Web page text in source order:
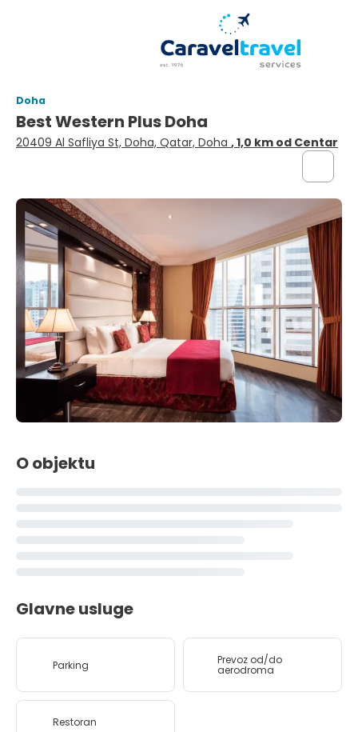
Doha
Best Western Plus Doha
20409 Al Safliya St, Doha, Qatar, Doha , 1,0 km od Centar
O objektu
Glavne usluge
Parking Prevoz od/do
aerodroma
Restoran